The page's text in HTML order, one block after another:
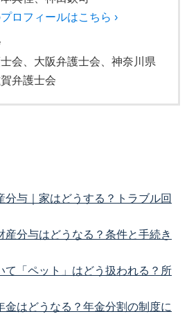
ロフィールはこちら ›
会、大阪弁護士会、神奈川県
弁護士会
与｜家はどうする？トラブル回
産分与はどうなる？条件と手続き
て「ペット」はどう扱われる？所
金はどうなる？年金分割の制度に